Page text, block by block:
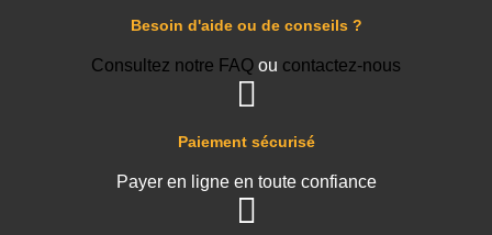
Paiement sécurisé
Payer en ligne en toute confiance
Besoin d'aide ou de conseils ?
Consultez notre FAQ ou contactez-nous